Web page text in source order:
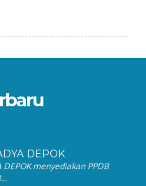
DEPOK
DEPOK menyediakan PPDB